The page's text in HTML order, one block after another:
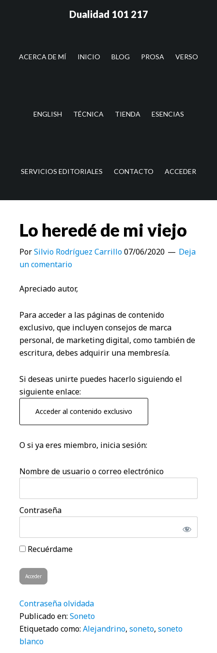
lateral
Dualidad 101 217
ACERCA DE MÍ INICIO BLOG PROSA VERSO
ENGLISH TÉCNICA TIENDA ESENCIAS
SERVICIOS EDITORIALES CONTACTO ACCEDER
Lo heredé de mi viejo
PorSilvio Rodríguez Carrillo07/06/2020
Deja
un comentario
Apreciado autor,
Para acceder a las páginas de contenido
exclusivo, que incluyen consejos de marca
personal, de marketing digital, como también de
escritura, debes adquirir una membresía.
Si deseas unirte puedes hacerlo siguiendo el
siguiente enlace:
Acceder al contenido exclusivo
O si ya eres miembro, inicia sesión:
Nombre de usuario o correo electrónico
Contraseña
Recuérdame
Contraseña olvidada
Publicado en: Soneto
Etiquetado como: Alejandrino, soneto, soneto
blanco